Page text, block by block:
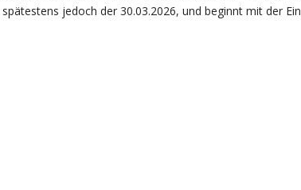
jedoch der 30.03.2026, und beginnt mit der